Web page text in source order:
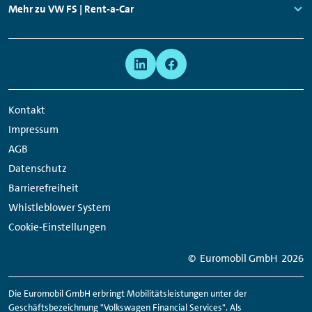
Links:
Mehr zu VW FS | Rent-a-Car
Kontakt
Impressum
AGB
Datenschutz
Barrierefreiheit
Whistleblower System
Cookie-Einstellungen
Network
Links
© Euromobil GmbH 2026
Die Euromobil GmbH erbringt Mobilitätsleistungen unter der
Geschäftsbezeichnung "Volkswagen Financial Services". Als